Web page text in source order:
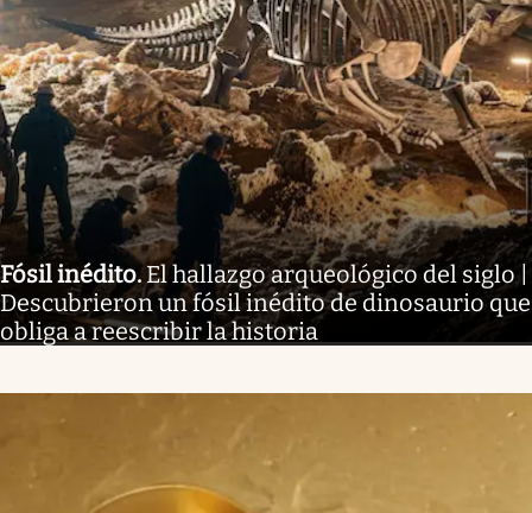
Fósil inédito. El hallazgo arqueológico del siglo |
Descubrieron un fósil inédito de dinosaurio que
obliga a reescribir la historia